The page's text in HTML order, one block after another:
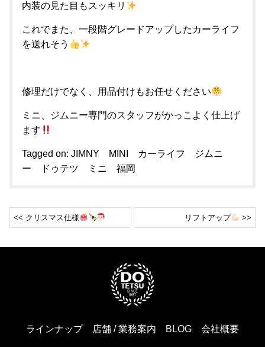
内装の見た目もスッキリ
これでまた、一段階グレードアップしたカーライフ
を送れそう
修理だけでなく、用品付けもお任せください
ミニ、ジムニー専門のスタッフがかっこよく仕上げ
ます
Tagged on: JIMNY MINI カーライフ
ジムニ
ー
ドゥテツ ミニ 福岡
<< クリスマス仕様 リフトアップ >>
ラインナップ 店舗 / 業務案内 BLOG 会社概要